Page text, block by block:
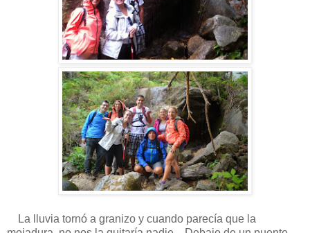
La lluvia tornó a granizo y cuando parecía que la